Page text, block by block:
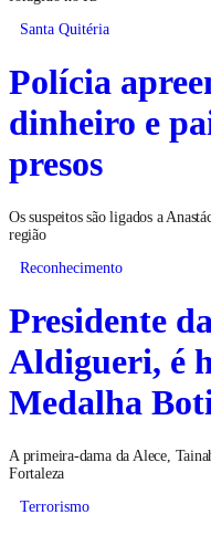
Santa Quitéria
Polícia
dinheiro e
presos
Os suspeitos são ligados a
região
Reconhecimento
Presidente
Aldigueri, é
Medalha
A primeira-dama da Alece,
Fortaleza
Terrorismo